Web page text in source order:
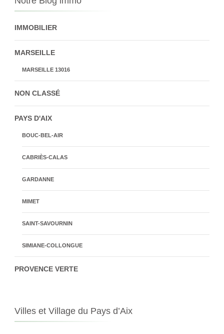
IMMOBILIER
MARSEILLE
MARSEILLE 13016
NON CLASSÉ
PAYS D'AIX
BOUC-BEL-AIR
CABRIÈS-CALAS
GARDANNE
MIMET
SAINT-SAVOURNIN
SIMIANE-COLLONGUE
PROVENCE VERTE
Villes et Village du Pays d’Aix